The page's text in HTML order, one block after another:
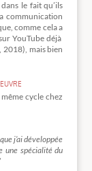
le fait qu’ils
communication
comme cela a
YouTube déjà
mais bien
cycle chez
j’ai développée
une spécialité du